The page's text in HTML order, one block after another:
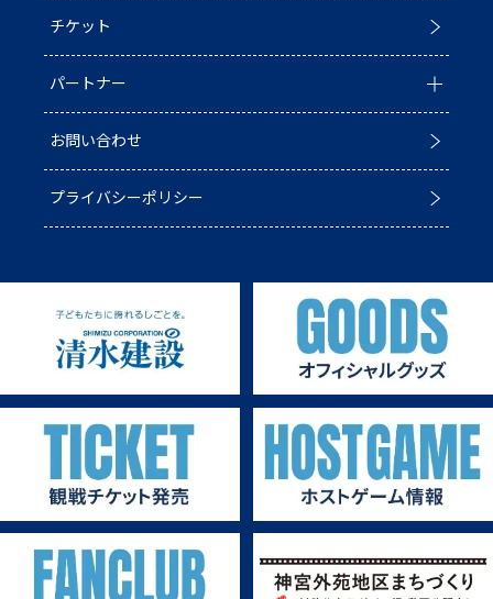
普及活動
ACADEMY
第6戦ホストゲーム
青鮫祭り2026
第4戦ホストゲーム
第3戦ホストゲーム
第1戦ホストゲーム
チームの歴史
ホストのご案内
チケット
パートナー
パートナー一覧
パートナー募集
お問い合わせ
プライバシーポリシー